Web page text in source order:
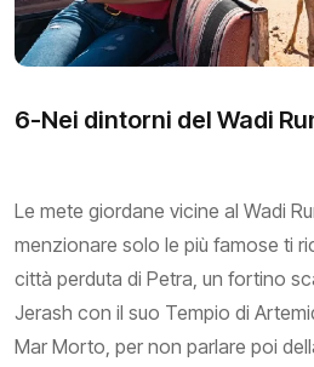
6-Nei dintorni del Wadi
Le mete giordane vicine al Wadi
menzionare solo le più famose ti
città perduta di Petra, un fortino
Jerash con il suo Tempio di
Mar Morto, per non parlare poi